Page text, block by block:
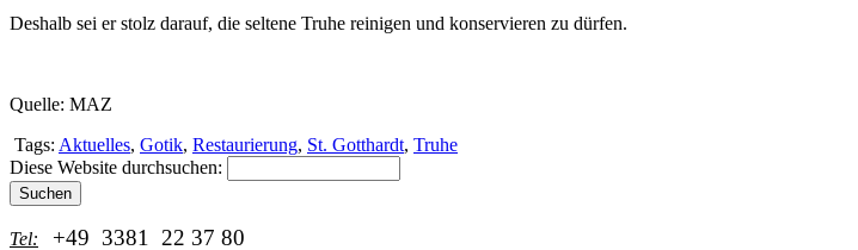
Deshalb sei er stolz darauf, die seltene Truhe reinigen und konservieren zu dürfen.
Quelle: MAZ
Tags: Aktuelles, Gotik, Restaurierung, St. Gotthardt, Truhe
Diese Website durchsuchen:
Tel: +49 3381 22 37 80